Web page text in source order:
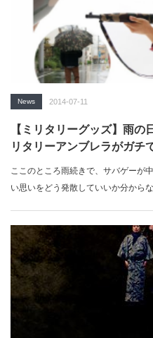
News 2014-07-11
【ミリタリーグッズ】雨の
リタリーアンブレラがガチ
ここのところ雨続きで、サバゲーが
い思いをどう発散していいか分から